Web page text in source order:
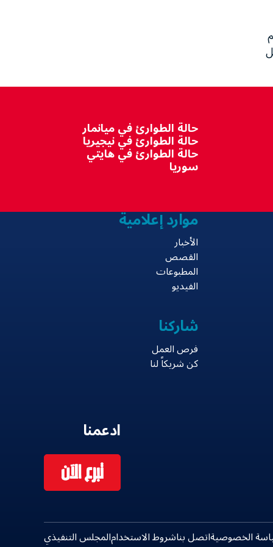
حالة الطوارئ في ميانمار
حالة الطوارئ في نيجيريا
حالة الطوارئ في هايتي
سوريا
موارد إعلامية
الأخبار
القصص
المطبوعات
الفيديو
شاركنا
فرص العمل
كن شريكاً لنا
ادعمنا
تبرع الآن
الخصوصيةاتصل بناشروط الاستخدامالمجلس التنفيذي